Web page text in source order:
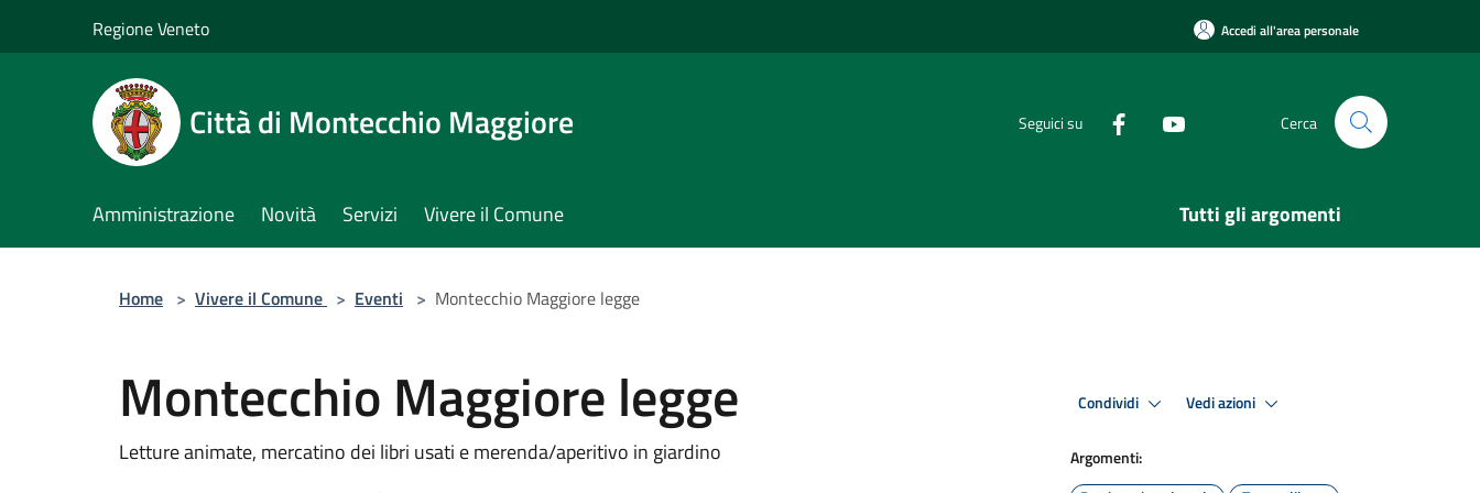
Regione Veneto Accedi all'area personale
Città di Montecchio Maggiore Seguici su Cerca
Amministrazione Novità Servizi Vivere il Comune Tutti gli argomenti
Home > Vivere il Comune > Eventi > Montecchio Maggiore legge
Montecchio Maggiore legge
Letture animate, mercatino dei libri usati e merenda/aperitivo in giardino
Condividi Vedi azioni
Argomenti: